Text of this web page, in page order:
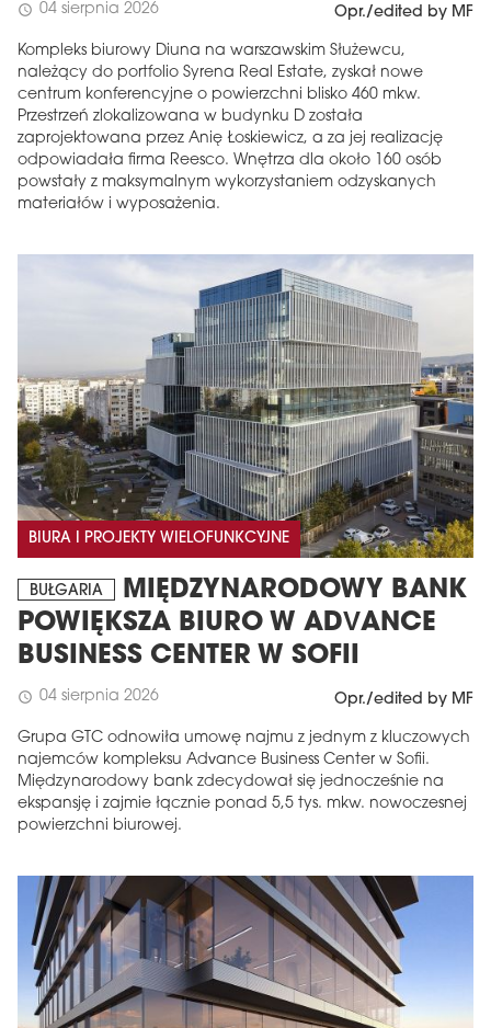
schedule 04 sierpnia 2026 Opr./edited by MF
Kompleks biurowy Diuna na warszawskim Służewcu,
należący do portfolio Syrena Real Estate, zyskał nowe
centrum konferencyjne o powierzchni blisko 460 mkw.
Przestrzeń zlokalizowana w budynku D została
zaprojektowana przez Anię Łoskiewicz, a za jej realizację
odpowiadała firma Reesco. Wnętrza dla około 160 osób
powstały z maksymalnym wykorzystaniem odzyskanych
materiałów i wyposażenia.
BIURA I PROJEKTY WIELOFUNKCYJNE
BUŁGARIA
MIĘDZYNARODOWY BANK
POWIĘKSZA BIURO W ADVANCE
BUSINESS CENTER W SOFII
schedule 04 sierpnia 2026 Opr./edited by MF
Grupa GTC odnowiła umowę najmu z jednym z kluczowych
najemców kompleksu Advance Business Center w Sofii.
Międzynarodowy bank zdecydował się jednocześnie na
ekspansję i zajmie łącznie ponad 5,5 tys. mkw. nowoczesnej
powierzchni biurowej.